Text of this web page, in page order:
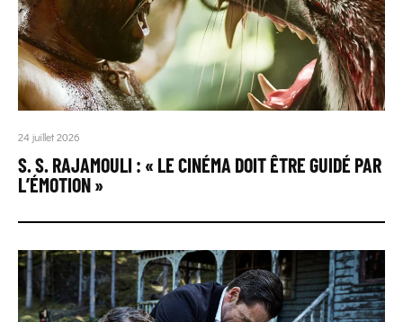
24 juillet 2026
S. S. RAJAMOULI : « LE CINÉMA DOIT ÊTRE GUIDÉ PAR
L’ÉMOTION »